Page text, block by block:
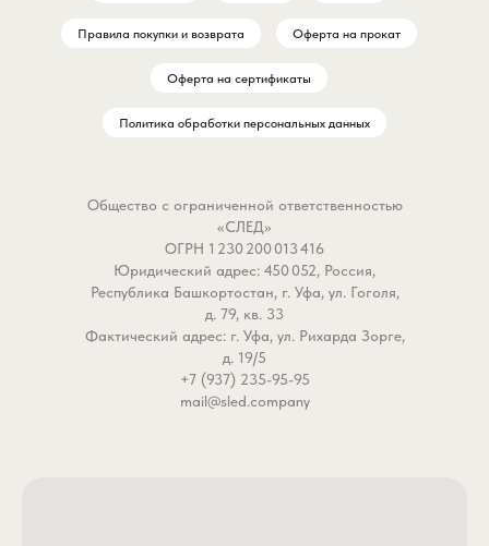
Правила покупки и возврата Оферта на прокат
Оферта на сертификаты
Политика обработки персональных данных
Общество с ограниченной ответственностью
«СЛЕД»
ОГРН 1 230 200 013 416
Юридический адрес: 450 052, Россия,
Республика Башкортостан, г. Уфа, ул. Гоголя,
д. 79, кв. 33
Фактический адрес: г. Уфа, ул. Рихарда Зорге,
д. 19/5
+7 (937) 235-95-95
mail@sled.company